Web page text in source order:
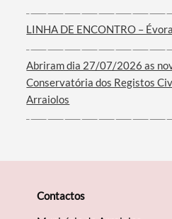
LINHA DE ENCONTRO –
Abriram dia 27/07/2026 as
Conservatória dos Registos
Arraiolos
Contactos